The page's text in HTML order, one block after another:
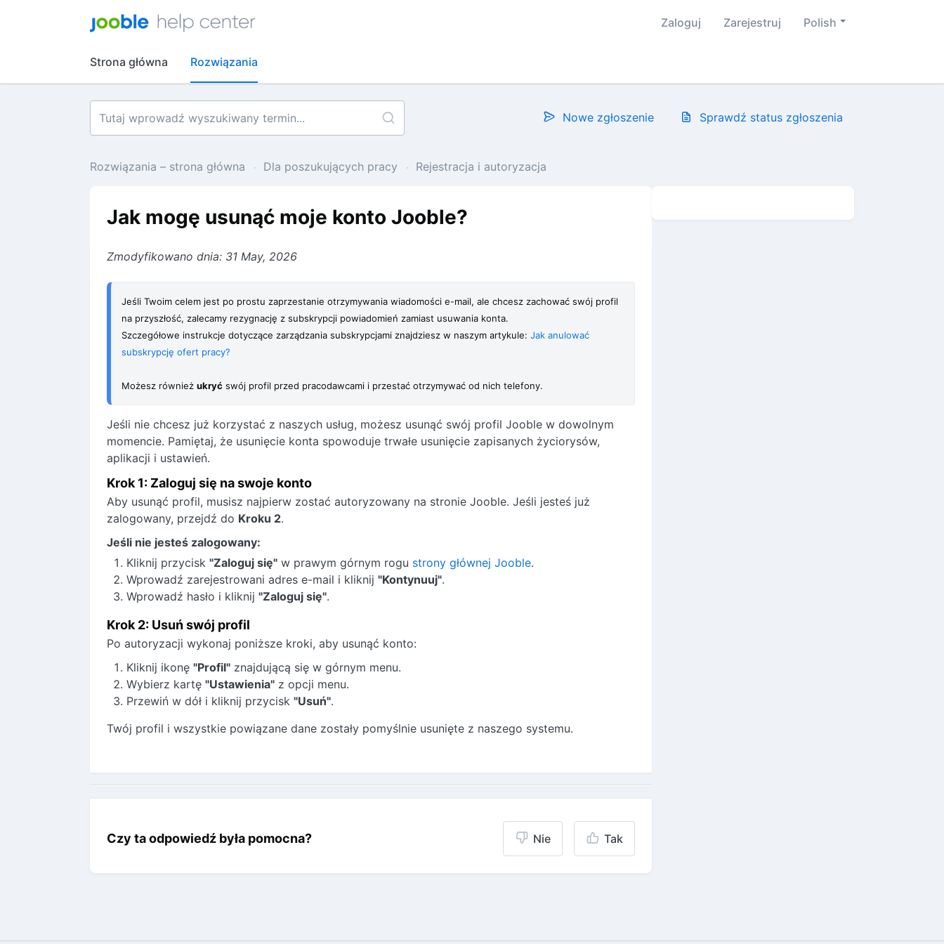
Polish
Zaloguj Zarejestruj
Strona główna Rozwiązania
Nowe zgłoszenie Sprawdź status zgłoszenia
Rozwiązania – strona główna Dla poszukujących pracy Rejestracja i autoryzacja
Jak mogę usunąć moje konto Jooble?
Zmodyfikowano dnia: 31 May, 2026
Jeśli Twoim celem jest po prostu zaprzestanie otrzymywania wiadomości e-mail, ale chcesz zachować swój profil
na przyszłość, zalecamy rezygnację z subskrypcji powiadomień zamiast usuwania konta.
Szczegółowe instrukcje dotyczące zarządzania subskrypcjami znajdziesz w naszym artykule: Jak anulować
subskrypcję ofert pracy?
Możesz również ukryć swój profil przed pracodawcami i przestać otrzymywać od nich telefony.
Jeśli nie chcesz już korzystać z naszych usług, możesz usunąć swój profil Jooble w dowolnym
momencie. Pamiętaj, że usunięcie konta spowoduje trwałe usunięcie zapisanych życiorysów,
aplikacji i ustawień.
Krok 1: Zaloguj się na swoje konto
Aby usunąć profil, musisz najpierw zostać autoryzowany na stronie Jooble. Jeśli jesteś już
zalogowany, przejdź do Kroku 2.
Jeśli nie jesteś zalogowany:
Kliknij przycisk "Zaloguj się" w prawym górnym rogu strony głównej Jooble.
Wprowadź zarejestrowani adres e-mail i kliknij "Kontynuuj".
Wprowadź hasło i kliknij "Zaloguj się".
Krok 2: Usuń swój profil
Po autoryzacji wykonaj poniższe kroki, aby usunąć konto:
Kliknij ikonę "Profil" znajdującą się w górnym menu.
Wybierz kartę "Ustawienia" z opcji menu.
Przewiń w dół i kliknij przycisk "Usuń".
Twój profil i wszystkie powiązane dane zostały pomyślnie usunięte z naszego systemu.
Czy ta odpowiedź była pomocna? Tak
Nie